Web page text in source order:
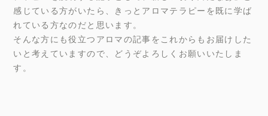
感じている方がいたら、きっとアロマテラピーを既に学ば
れている方なのだと思います。
そんな方にも役立つアロマの記事をこれからもお届けした
いと考えていますので、どうぞよろしくお願いいたしま
す。